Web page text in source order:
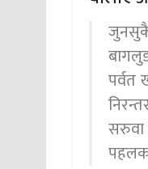
जुनसुकै
पर्वत
सरुवा